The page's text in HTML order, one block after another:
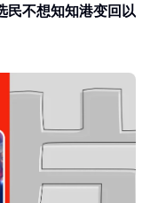
民不想知知港变回以